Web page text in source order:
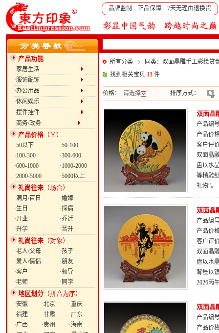
品牌监制 正品保障 7天无理由退换货
产品功能
·家居生活
·服饰配饰
·办公用品
·休闲娱乐
·摆件挂件
·商务/政务
产品价格（￥）
·50以下
·50-100
·100-300
·300-600
·600-1000
·1000-2000
·2000-5000
·5000以上
礼尚往来 （场合）
·满月/百日
·婚嫁
·生日
·探病
·开业
·乔迁
·升学
·晋升
礼尚往来 （对象）
·老人/父母
·孩子
·爱人/情侣
·朋友
·客户
·领导
·老师
·同学
地区划分 （拼音为序）
·安徽 ·北京
·重庆
·福建
·甘肃
·广东
·广西
·贵州
·海南
所有分类
同类：双面晶雕手工彩绘赏
找到相关宝贝 13 件
价格： 请选择 排序方式：
双面晶
产品编
产品价
客户评
双面晶
盘以水
等精雕
礼物”。
双面晶
产品编
产品价
客户评
双面晶
盘以水
背景以
2026丙
双面晶
产品编
产品价